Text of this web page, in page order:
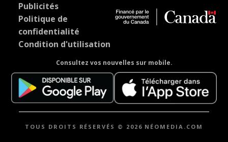
Publicités
Politique de
confidentialité
Condition d'utilisation
Consultez vos nouvelles sur mobile.
TOUS DROITS RÉSERVÉS © 2026 NÉOMEDIA.COM